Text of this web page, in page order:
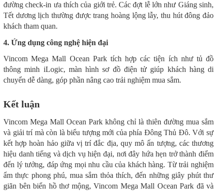
đường check-in ưa thích của giới trẻ. Các đợt lễ lớn như Giáng sinh,
Tết dương lịch thường được trang hoàng lộng lẫy, thu hút đông đảo
khách tham quan.
4. Ứng dụng công nghệ hiện đại
Vincom Mega Mall Ocean Park tích hợp các tiện ích như tủ đồ
thông minh iLogic, màn hình sơ đồ điện tử giúp khách hàng di
chuyển dễ dàng, góp phần nâng cao trải nghiệm mua sắm.
Kết luận
Vincom Mega Mall Ocean Park không chỉ là thiên đường mua sắm
và giải trí mà còn là biểu tượng mới của phía Đông Thủ Đô. Với sự
kết hợp hoàn hảo giữa vị trí đắc địa, quy mô ấn tượng, các thương
hiệu danh tiếng và dịch vụ hiện đại, nơi đây hứa hẹn trở thành điểm
đến lý tưởng, đáp ứng mọi nhu cầu của khách hàng. Từ trải nghiệm
ẩm thực phong phú, mua sắm thỏa thích, đến những giây phút thư
giãn bên biển hồ thơ mộng, Vincom Mega Mall Ocean Park đã và